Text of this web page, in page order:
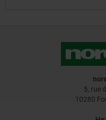
5, rue
10280